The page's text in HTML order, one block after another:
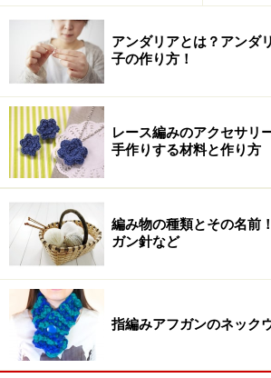
レインボウ… 80g
【用具】
棒針5号
かぎ針5/0号
【ゲージ】
10cm平方で模様編み30目・30段
【全体図】
全体図
アンダリアとは？アンダ
子の作り方！
レース編みのアクセサリ
手作りする材料と作り方
編み物の種類とその名前
ガン針など
指編みアフガンのネック